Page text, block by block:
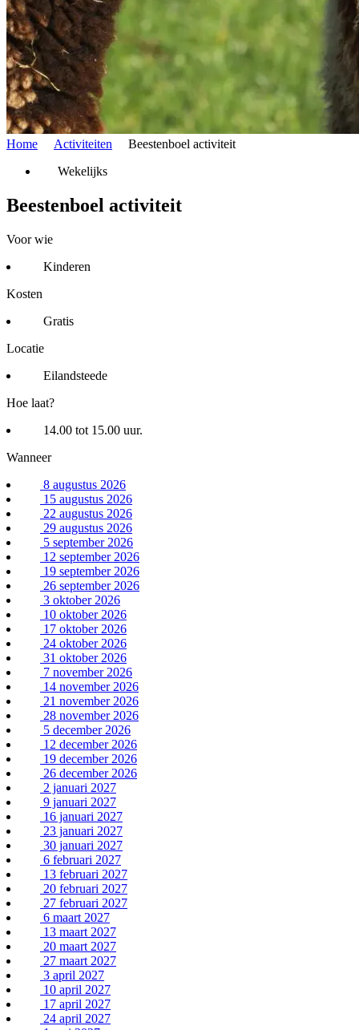
Home Activiteiten
Beestenboel activiteit
Wekelijks
Beestenboel activiteit
Voor wie
Kinderen
Kosten
Gratis
Locatie
Eilandsteede
Hoe laat?
14.00 tot 15.00 uur.
Wanneer
8 augustus 2026
15 augustus 2026
22 augustus 2026
29 augustus 2026
5 september 2026
12 september 2026
19 september 2026
26 september 2026
3 oktober 2026
10 oktober 2026
17 oktober 2026
24 oktober 2026
31 oktober 2026
7 november 2026
14 november 2026
21 november 2026
28 november 2026
5 december 2026
12 december 2026
19 december 2026
26 december 2026
2 januari 2027
9 januari 2027
16 januari 2027
23 januari 2027
30 januari 2027
6 februari 2027
13 februari 2027
20 februari 2027
27 februari 2027
6 maart 2027
13 maart 2027
20 maart 2027
27 maart 2027
3 april 2027
10 april 2027
17 april 2027
24 april 2027